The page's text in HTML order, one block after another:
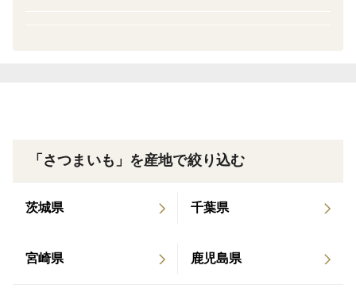
規格： 2Sサイズ（60g〜80g）
特徴： 小さくても濃厚。お子様のおやつや夜食にも嬉
「さつまいも」を産地で絞り込む
茨城県 千葉県
宮崎県 鹿児島県